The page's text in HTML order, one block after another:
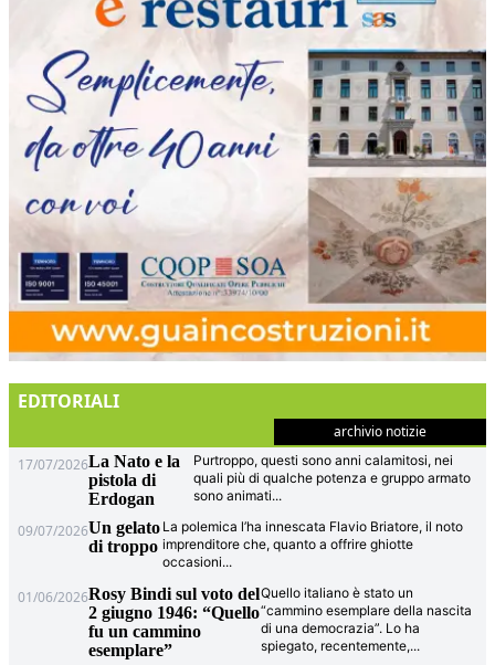
EDITORIALI
archivio notizie
17/07/2026La Nato e la
pistola di
Erdogan
Purtroppo, questi sono anni calamitosi, nei
quali più di qualche potenza e gruppo armato
sono animati...
09/07/2026Un gelato
di troppo
La polemica l’ha innescata Flavio Briatore, il noto
imprenditore che, quanto a offrire ghiotte
occasioni...
01/06/2026Rosy Bindi sul voto del
2 giugno 1946: “Quello
fu un cammino
esemplare”
Quello italiano è stato un
“cammino esemplare della nascita
di una democrazia”. Lo ha
spiegato, recentemente,...